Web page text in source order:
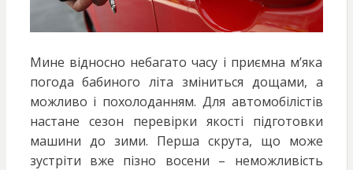
Мине відносно небагато часу і приємна м’яка
погода бабиного літа зміниться дощами, а
можливо і похолоданням. Для автомобілістів
настане сезон перевірки якості підготовки
машини до зими. Перша скрута, що може
зустріти вже пізно восени – неможливість